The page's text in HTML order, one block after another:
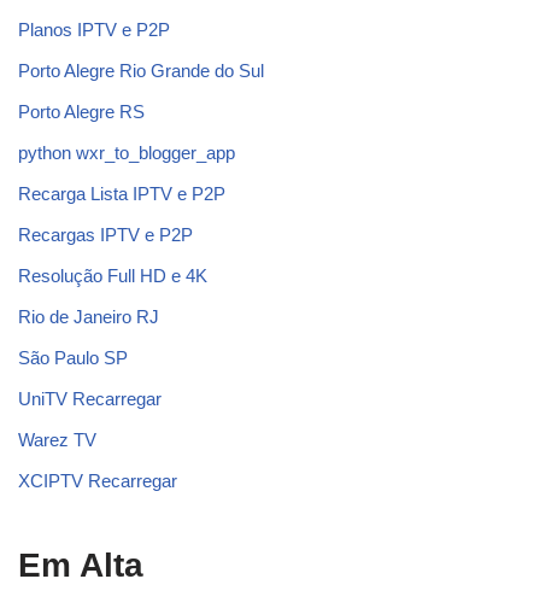
Planos IPTV e P2P
Porto Alegre Rio Grande do Sul
Porto Alegre RS
python wxr_to_blogger_app
Recarga Lista IPTV e P2P
Recargas IPTV e P2P
Resolução Full HD e 4K
Rio de Janeiro RJ
São Paulo SP
UniTV Recarregar
Warez TV
XCIPTV Recarregar
Em Alta